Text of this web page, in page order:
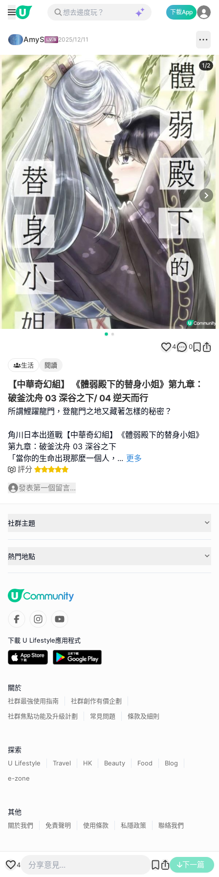
下載App
AmyS 2025/12/11
1/2
4 0
生活 閱讀
【中華奇幻組】 《體弱殿下的替身小姐》第九章：
破釜沈舟 03 深谷之下/ 04 逆天而行
所謂鯉躍龍門，登龍門之地又藏著怎樣的秘密？
角川日本出道戰【中華奇幻組】《體弱殿下的替身小姐》
第九章：破釜沈舟 03 深谷之下
「當你的生命出現那麼一個人， ... 更多
評分
發表第一個留言...
4 下一篇
社群主題
熱門地點
下載 U Lifestyle應用程式
關於
社群最強使用指南
社群創作有價企劃
社群焦點功能及升級計劃
常見問題 條款及細則
探索
U Lifestyle Travel HK Beauty Food
Blog
e-zone
其他
關於我們 免責聲明 使用條款 私隱政策 聯絡我們
香港經濟日報版權所有©